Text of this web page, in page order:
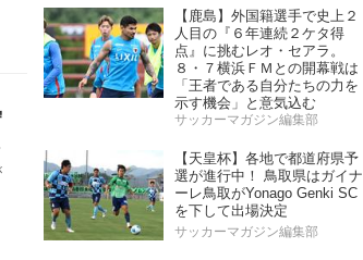
【鹿島】外国籍選手で史上２
人目の『６年連続２ケタ得
点』に挑むレオ・セアラ。
８・７横浜ＦＭとの開幕戦は
「王者である自分たちの力を
示す機会」と意気込む
サッカーマガジン編集部
【天皇杯】各地で都道府県予
選が進行中！ 鳥取県はガイナ
ーレ鳥取がYonago Genki SC
を下して出場決定
サッカーマガジン編集部